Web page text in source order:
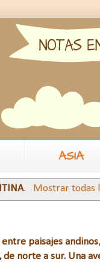
ASIA
. Mostrar todas
paisajes
norte a sur. Una